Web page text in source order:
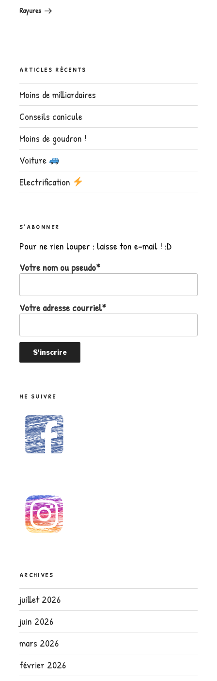
Rayures
ARTICLES RÉCENTS
Moins de milliardaires
Conseils canicule
Moins de goudron !
Voiture
Electrification
S’ABONNER
Pour ne rien louper : laisse ton e-mail ! :D
Votre nom ou pseudo*
Votre adresse courriel*
ME SUIVRE
ARCHIVES
juillet 2026
juin 2026
mars 2026
février 2026